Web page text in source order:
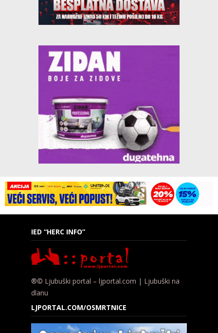
IED “HERC INFO”
®© Ljubuški portal – ljportal.com | Ljubuški na
dlanu
LJPORTAL.COM/OSMRTNICE